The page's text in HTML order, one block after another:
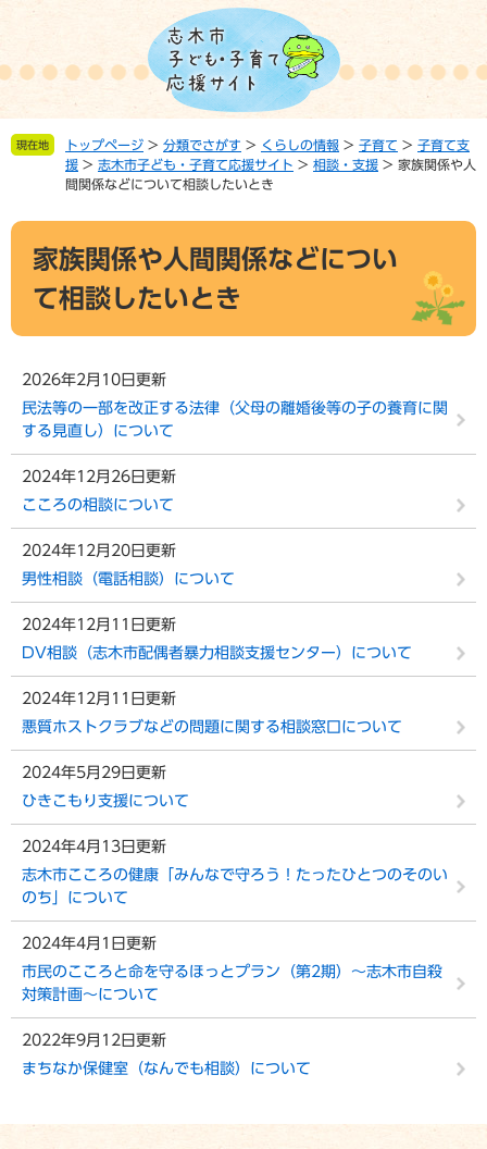
の
で
ー
ば 現在地 トップページ > 分類でさがす > くらしの情報 > 子育て > 子育て支
援 > 志木市子ども・子育て応援サイト > 相談・支援 > 家族関係や人
間関係などについて相談したいとき
本
家族関係や人間関係などについ
て相談したいとき
2026年2月10日更新
民法等の一部を改正する法律（父母の離婚後等の子の養育に関
する見直し）について
2024年12月26日更新
こころの相談について
2024年12月20日更新
男性相談（電話相談）について
2024年12月11日更新
DV相談（志木市配偶者暴力相談支援センター）について
2024年12月11日更新
悪質ホストクラブなどの問題に関する相談窓口について
2024年5月29日更新
ひきこもり支援について
2024年4月13日更新
志木市こころの健康「みんなで守ろう！たったひとつのそのい
のち」について
2024年4月1日更新
市民のこころと命を守るほっとプラン（第2期）〜志木市自殺
対策計画〜について
2022年9月12日更新
まちなか保健室（なんでも相談）について